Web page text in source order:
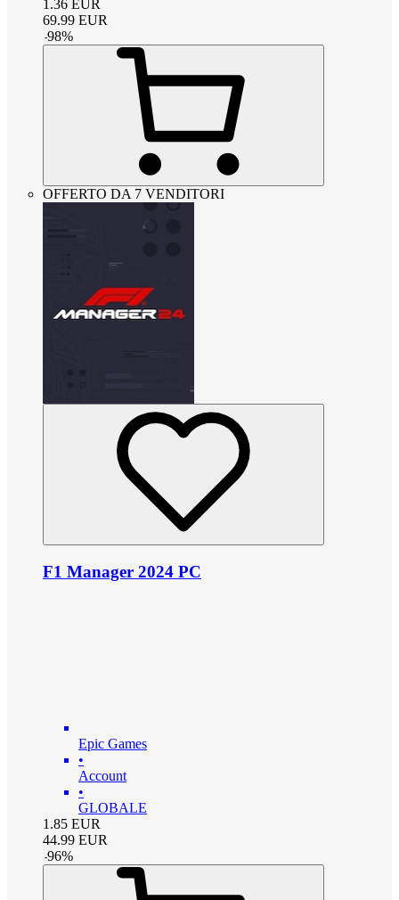
1.36 EUR
69.99 EUR
-98%
OFFERTO DA 7 VENDITORI
F1 Manager 2024 PC
Epic Games
•
Account
•
GLOBALE
1.85 EUR
44.99 EUR
-96%